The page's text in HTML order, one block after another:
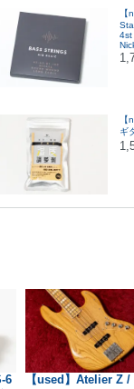
4st
ギ
6
【used】Atelier Z /